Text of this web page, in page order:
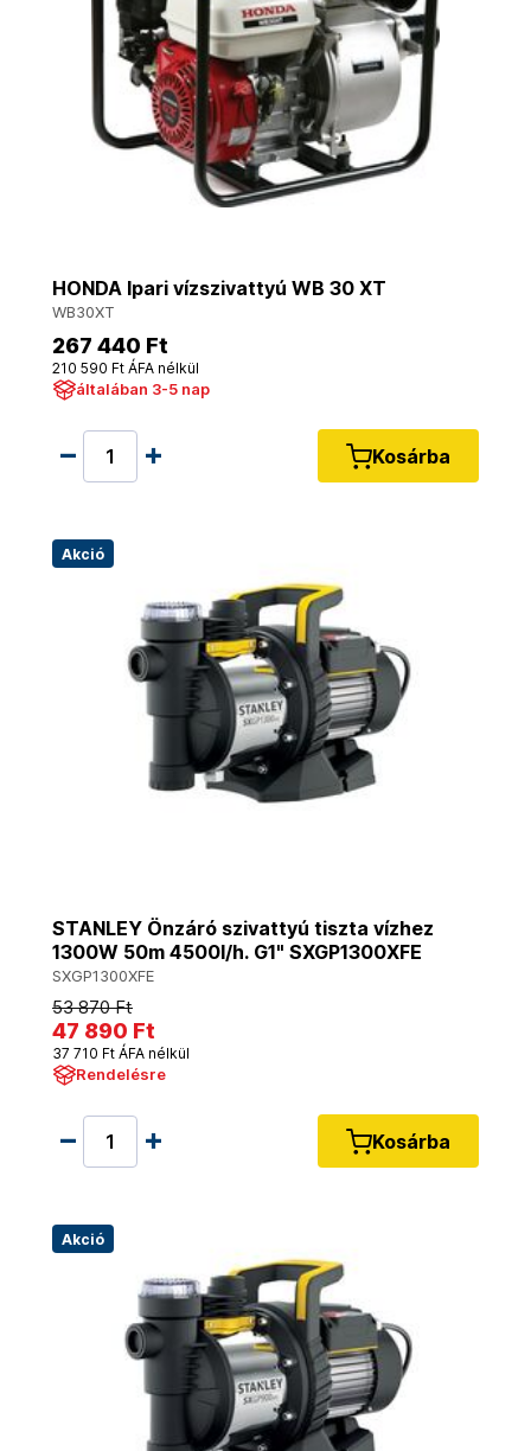
HONDA Ipari vízszivattyú WB 30 XT
WB30XT
267 440 Ft
210 590 Ft ÁFA nélkül
általában 3-5 nap
Kosárba
Akció
STANLEY Önzáró szivattyú tiszta vízhez
1300W 50m 4500l/h. G1" SXGP1300XFE
SXGP1300XFE
53 870 Ft
47 890 Ft
37 710 Ft ÁFA nélkül
Rendelésre
Kosárba
Akció